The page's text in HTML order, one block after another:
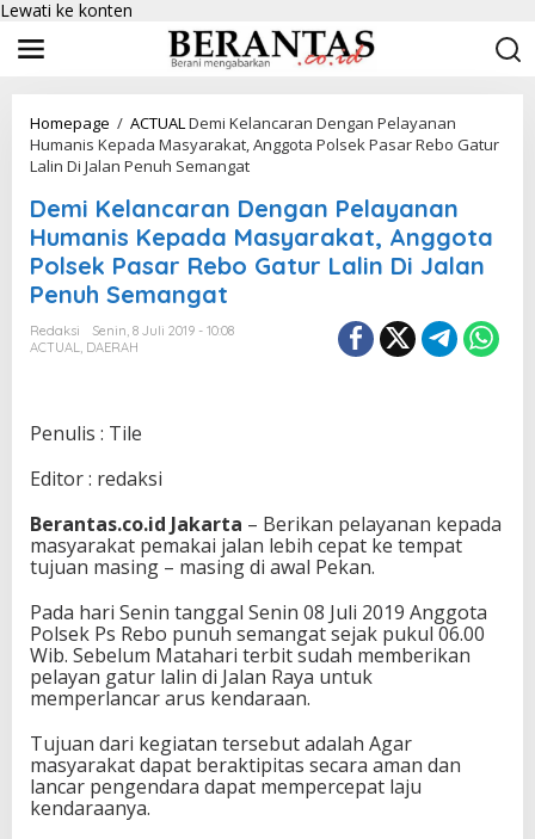
Lewati ke konten
Homepage / ACTUALDemi Kelancaran Dengan Pelayanan
Humanis Kepada Masyarakat, Anggota Polsek Pasar Rebo Gatur
Lalin Di Jalan Penuh Semangat
Demi Kelancaran Dengan Pelayanan
Humanis Kepada Masyarakat, Anggota
Polsek Pasar Rebo Gatur Lalin Di Jalan
Penuh Semangat
Redaksi
Senin, 8 Juli 2019 - 10:08
ACTUAL, DAERAH
Penulis : Tile
Editor : redaksi
Berantas.co.id Jakarta – Berikan pelayanan kepada
masyarakat pemakai jalan lebih cepat ke tempat
tujuan masing – masing di awal Pekan.
Pada hari Senin tanggal Senin 08 Juli 2019 Anggota
Polsek Ps Rebo punuh semangat sejak pukul 06.00
Wib. Sebelum Matahari terbit sudah memberikan
pelayan gatur lalin di Jalan Raya untuk
memperlancar arus kendaraan.
Tujuan dari kegiatan tersebut adalah Agar
masyarakat dapat beraktipitas secara aman dan
lancar pengendara dapat mempercepat laju
kendaraanya.